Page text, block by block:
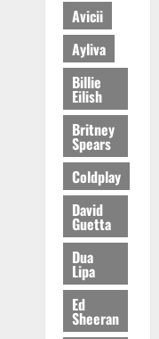
Avicii
Ayliva
Billie
Eilish
Britney
Spears
Coldplay
David
Guetta
Dua
Lipa
Ed
Sheeran